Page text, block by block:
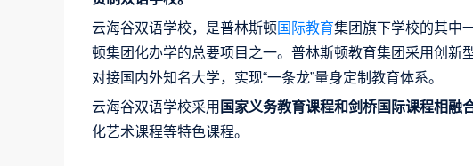
云海谷双语学校，是普林斯顿 国际教育集团旗下学校的其中
顿集团化办学的总要项目之一。普林斯顿教育集团采用创新
对接国内外知名大学，实现“一条龙”量身定制教育体系。
云海谷双语学校采用 国家义务教育课程和剑桥国际课程相融
化艺术课程等特色课程。